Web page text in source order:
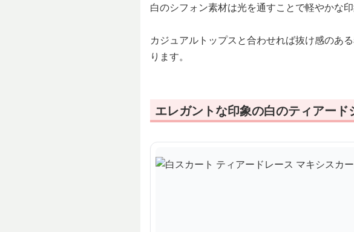
白のシフォン素材は光を通すことで軽やかな
カジュアルトップスと合わせれば抜け感のあ
ります。
エレガントな印象の白のティアード